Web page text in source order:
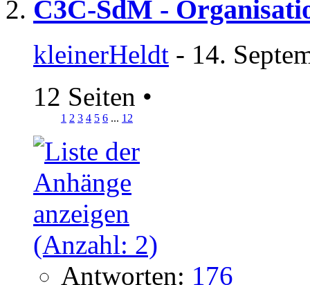
C3C-SdM -
kleinerHeldt - 14.
12 Seiten •
1 2 3 4 5 6 ... 12
Antworten: 176